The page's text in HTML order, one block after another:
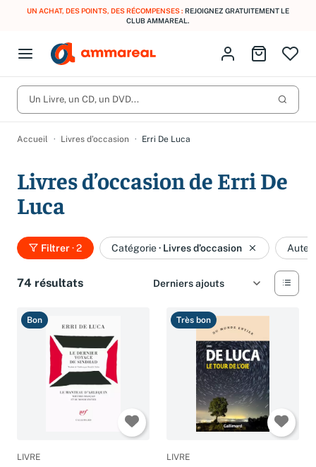
UN ACHAT, DES POINTS, DES RÉCOMPENSES : REJOIGNEZ GRATUITEMENT LE
CLUB AMMAREAL.
Open menu
Fermer le menu
CD d'occasion
Partitions
Culture à 1 €
Meilleures ventes
Produits Catégories
Vous n'avez pas trouvé l'article que vous cherchiez ?
qu'il est en stock.
Identifiez-vous
Aller au
Un Livre, un CD, un DVD...
Accueil Livres d’occasion Erri De Luca
Livres d’occasion de Erri De
Luca
Filtrer· 2 Catégorie· Livres d’occasion
74 résultats
Bon
LIVRE
Très bon
LIVRE